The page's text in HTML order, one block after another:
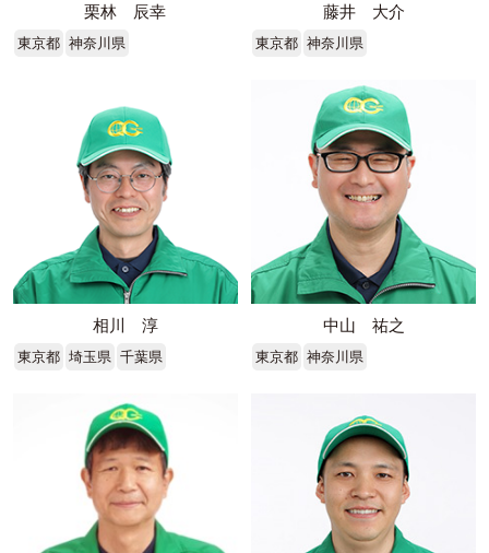
栗林 辰幸
東京都 神奈川県
藤井 大介
東京都 神奈川県
相川 淳
東京都 埼玉県 千葉県
中山 祐之
東京都 神奈川県